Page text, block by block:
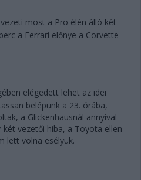
most a Pro élén álló két
a Ferrari előnye a Corvette
elégedett lehet az idei
belépünk a 23. órába,
a Glickenhausnál annyival
vezetői hiba, a Toyota ellen
lett volna esélyük.